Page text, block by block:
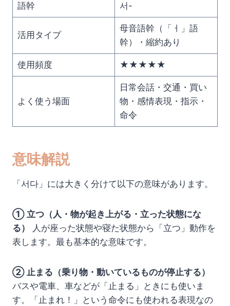
語幹 서-
活用タイプ
母音語幹（「ㅓ」語
幹）・縮約あり
使用頻度 ★★★★★
よく使う場面
日常会話・交通・買い
物・感情表現・指示・
命令
意味解説
「서다」には大きく分けて以下の意味があります。
① 立つ（人・物が起き上がる・立った状態にな
る）
人が座った状態や寝た状態から「立つ」動作を
表します。最も基本的な意味です。
② 止まる（乗り物・動いているものが停止する）
バスや電車、車などが「止まる」ときにも使いま
す。「止まれ！」という命令にも使われる表現なの